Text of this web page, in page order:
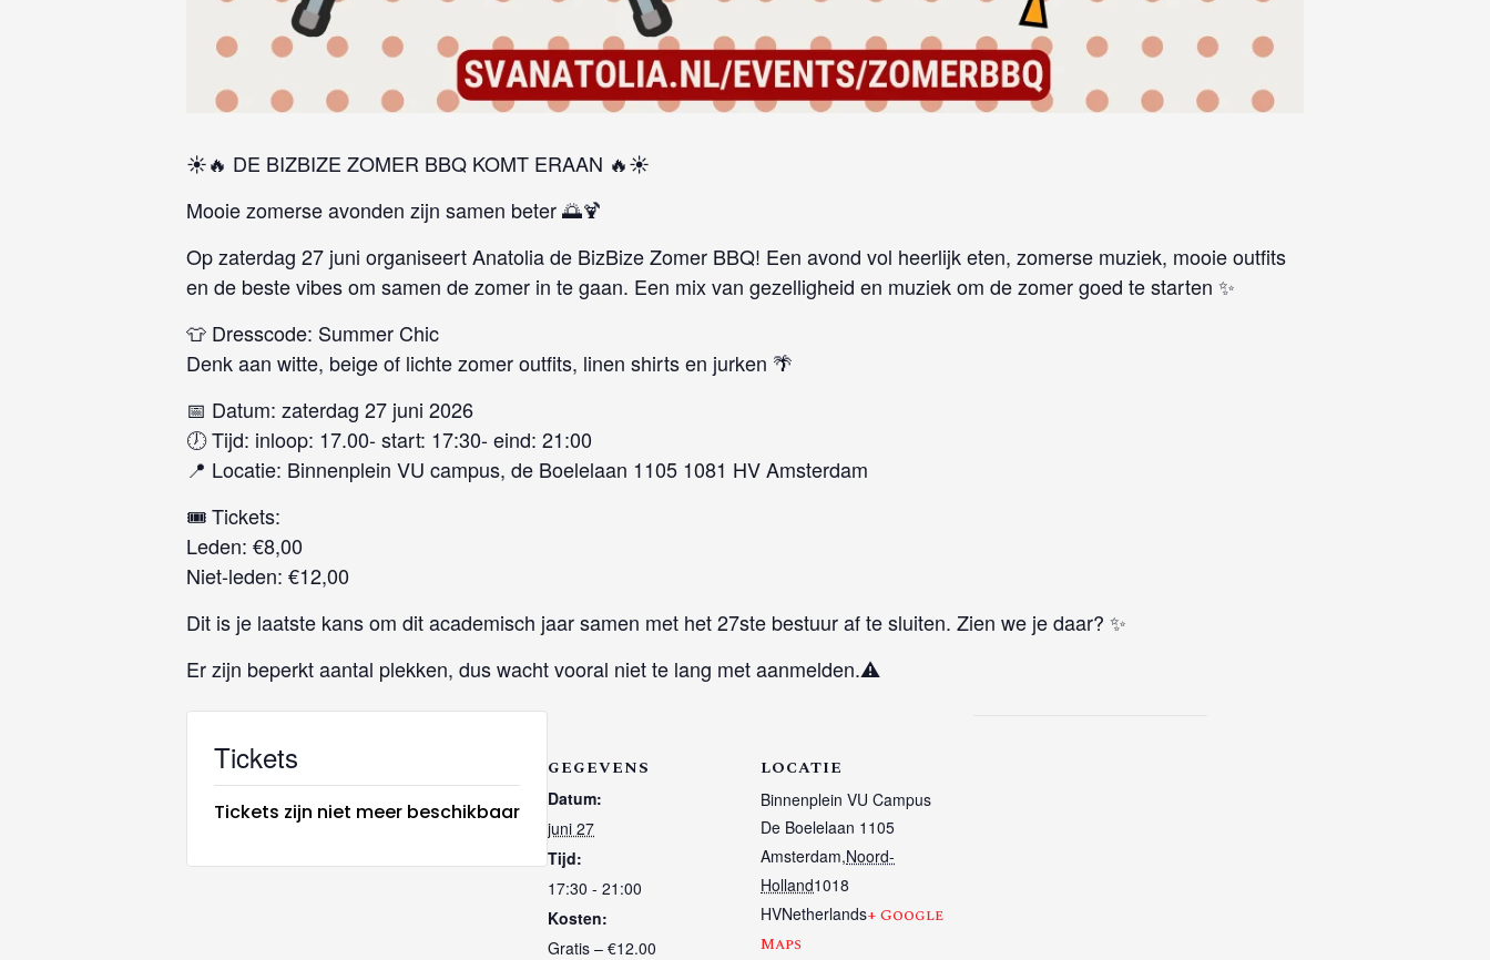
☀️🔥 DE BIZBIZE ZOMER BBQ KOMT ERAAN 🔥☀️
Mooie zomerse avonden zijn samen beter 🌅🍹
Op zaterdag 27 juni organiseert Anatolia de BizBize Zomer BBQ! Een avond vol heerlijk eten, zomerse muziek, mooie outfits
en de beste vibes om samen de zomer in te gaan. Een mix van gezelligheid en muziek om de zomer goed te starten ✨
👕 Dresscode: Summer Chic
Denk aan witte, beige of lichte zomer outfits, linen shirts en jurken 🌴
📅 Datum: zaterdag 27 juni 2026
🕖 Tijd: inloop: 17.00- start: 17:30- eind: 21:00
📍 Locatie: Binnenplein VU campus, de Boelelaan 1105 1081 HV Amsterdam
🎟️ Tickets:
Leden: €8,00
Niet-leden: €12,00
Dit is je laatste kans om dit academisch jaar samen met het 27ste bestuur af te sluiten. Zien we je daar? ✨
Er zijn beperkt aantal plekken, dus wacht vooral niet te lang met aanmelden.⚠️
GEGEVENS
Datum:
juni 27
Tijd:
17:30 - 21:00
Kosten:
Gratis – €12.00
LOCATIE
Binnenplein VU Campus
De Boelelaan 1105
Amsterdam,Noord-
Holland1018
HVNetherlands+ Google
Maps
Tickets
Tickets zijn niet meer beschikbaar